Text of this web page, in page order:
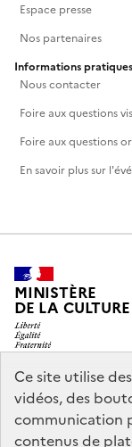
Ce site utilise
vidéos, des
communication
contenus de
Espace presse
Nos partenaires
Informations pratiques
Nous contacter
Foire aux questions
Foire aux questions
En savoir plus sur
MINISTÈRE
DE LA CULTURE
legifrance.gouv.fr
service-